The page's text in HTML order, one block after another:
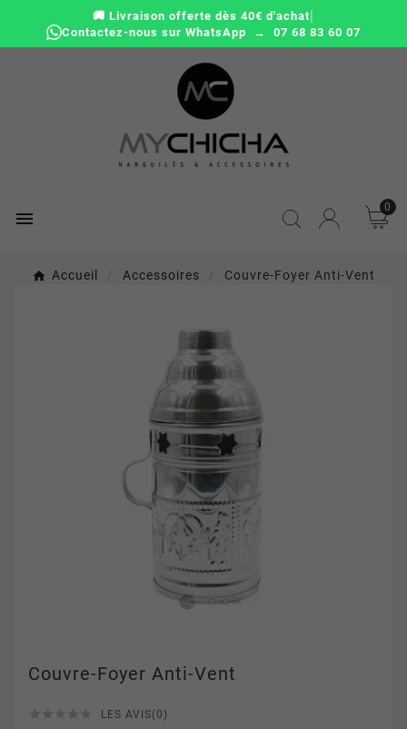
🚚 Livraison offerte dès 40€ d'achat|
Contactez-nous sur WhatsApp → 07 68 83 60 07

0
Accueil Accessoires Couvre-Foyer Anti-Vent
Couvre-Foyer Anti-Vent
LES AVIS(0)